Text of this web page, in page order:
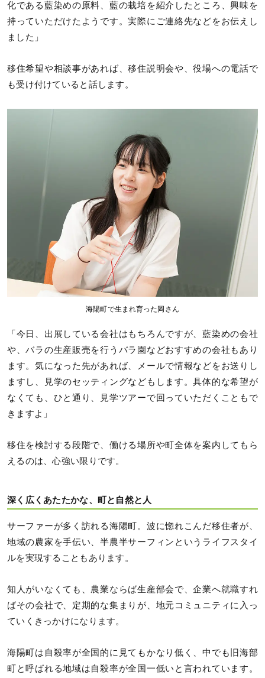
化である藍染めの原料、藍の栽培を紹介したところ、興味を
持っていただけたようです。実際にご連絡先などをお伝えし
ました」
移住希望や相談事があれば、移住説明会や、役場への電話で
も受け付けていると話します。
海陽町で生まれ育った岡さん
「今日、出展している会社はもちろんですが、藍染めの会社
や、バラの生産販売を行うバラ園などおすすめの会社もあり
ます。気になった先があれば、メールで情報などをお送りし
ますし、見学のセッティングなどもします。具体的な希望が
なくても、ひと通り、見学ツアーで回っていただくこともで
きますよ」
移住を検討する段階で、働ける場所や町全体を案内してもら
えるのは、心強い限りです。
深く広くあたたかな、町と自然と人
サーファーが多く訪れる海陽町。波に惚れこんだ移住者が、
地域の農家を手伝い、半農半サーフィンというライフスタイ
ルを実現することもあります。
知人がいなくても、農業ならば生産部会で、企業へ就職すれ
ばその会社で、定期的な集まりが、地元コミュニティに入っ
ていくきっかけになります。
海陽町は自殺率が全国的に見てもかなり低く、中でも旧海部
町と呼ばれる地域は自殺率が全国一低いと言われています。